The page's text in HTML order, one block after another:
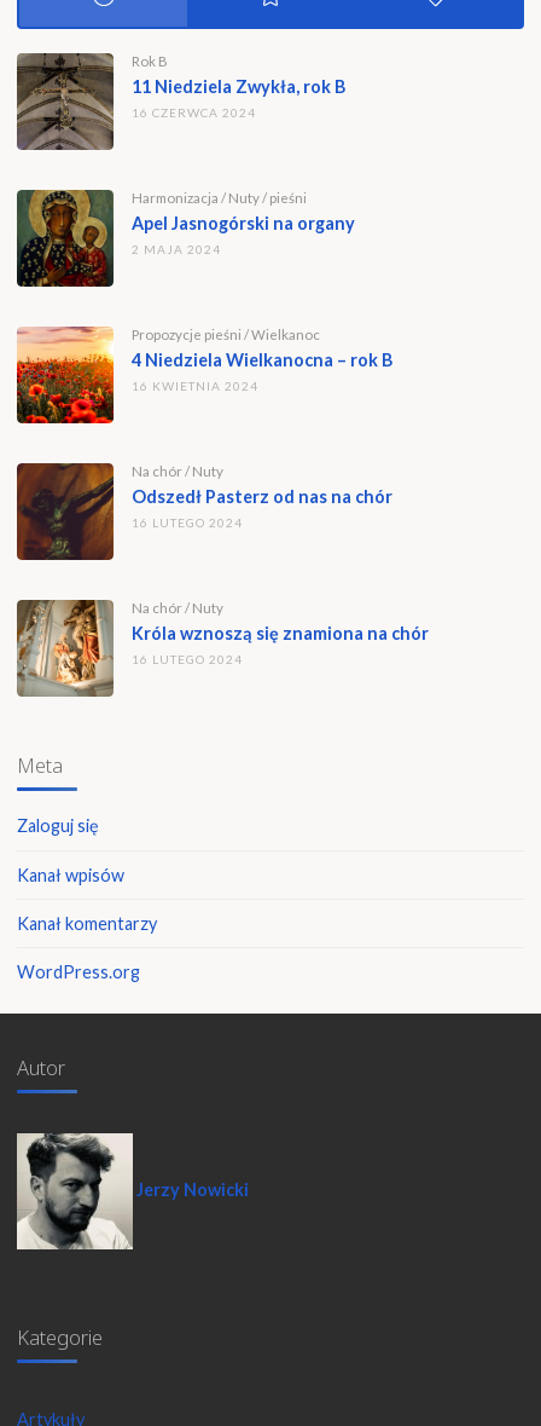
Rok B
11 Niedziela Zwykła, rok B
16 CZERWCA 2024
Harmonizacja / Nuty/ pieśni
Apel Jasnogórski na organy
2 MAJA 2024
Propozycje pieśni /Wielkanoc
4 Niedziela Wielkanocna – rok B
16 KWIETNIA 2024
Na chór/ Nuty
Odszedł Pasterz od nas na chór
16 LUTEGO 2024
Na chór/ Nuty
Króla wznoszą się znamiona na chór
16 LUTEGO 2024
Meta
Zaloguj się
Kanał wpisów
Kanał komentarzy
WordPress.org
Autor
Jerzy Nowicki
Kategorie
Artykuły